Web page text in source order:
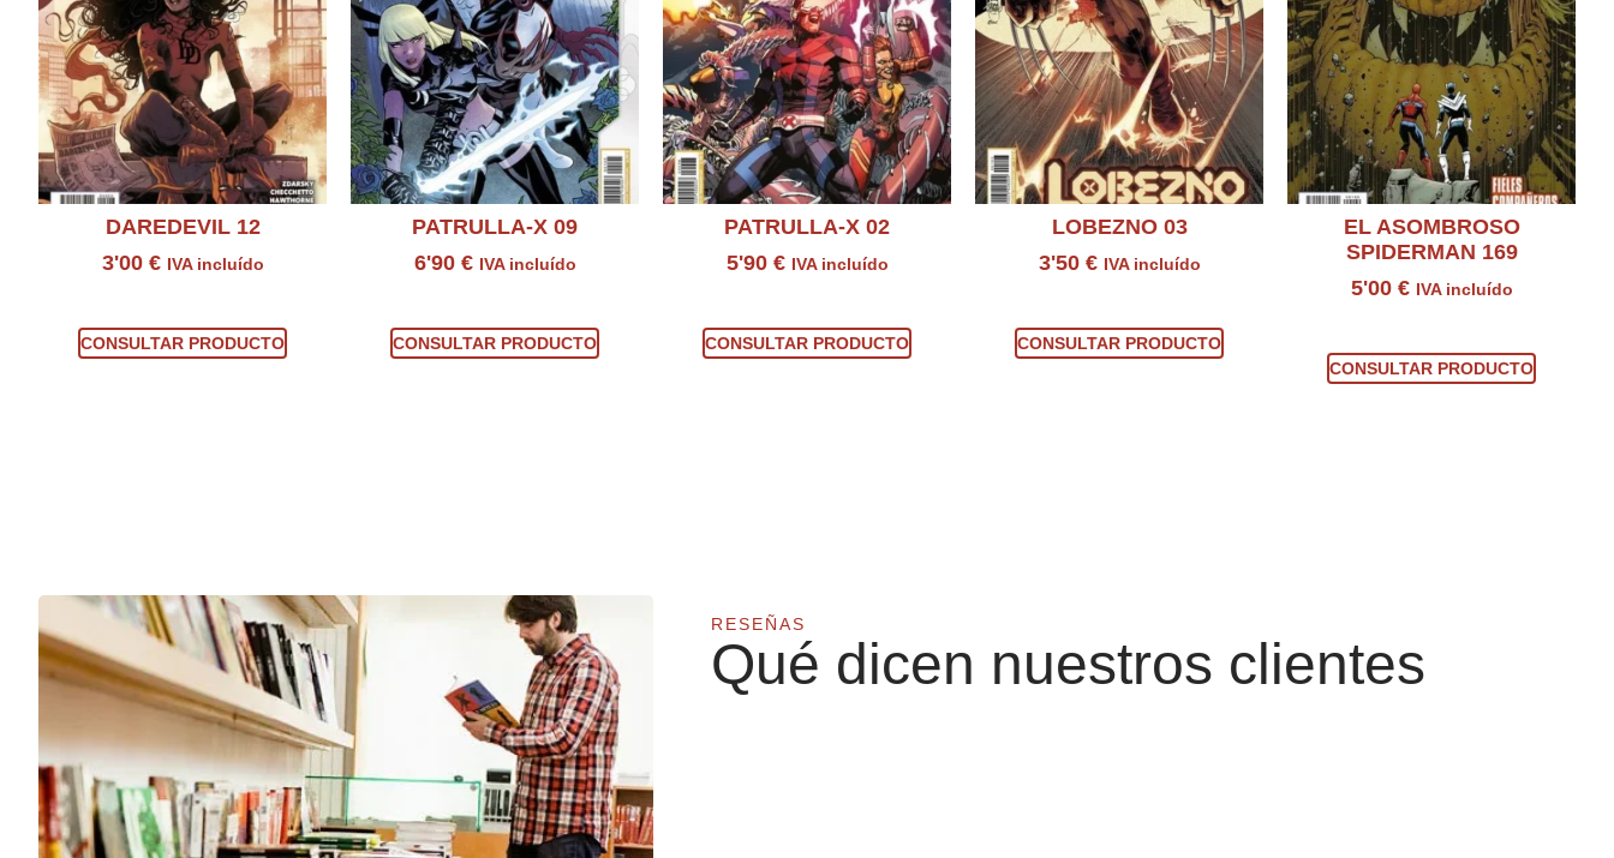
DAREDEVIL 12
3'00 € IVA incluído
CONSULTAR PRODUCTO
PATRULLA-X 09
6'90 € IVA incluído
CONSULTAR PRODUCTO
PATRULLA-X 02
5'90 € IVA incluído
CONSULTAR PRODUCTO
LOBEZNO 03
3'50 € IVA incluído
CONSULTAR PRODUCTO
EL ASOMBROSO
SPIDERMAN 169
5'00 € IVA incluído
CONSULTAR PRODUCTO
RESEÑAS
Qué dicen nuestros clientes